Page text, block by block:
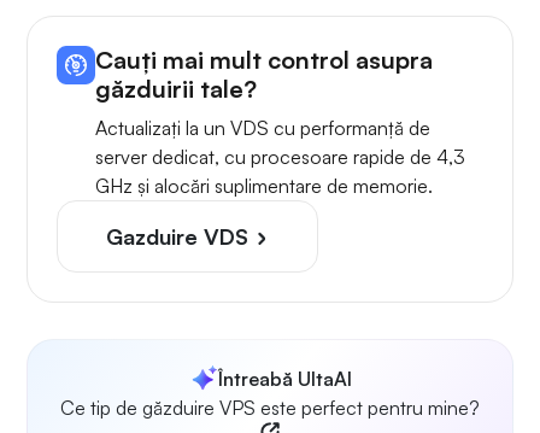
Cauți mai mult control asupra
găzduirii tale?
Actualizați la un VDS cu performanță de
server dedicat, cu procesoare rapide de 4,3
GHz și alocări suplimentare de memorie.
Gazduire VDS
Întreabă UltaAI
Ce tip de găzduire VPS este perfect pentru mine?